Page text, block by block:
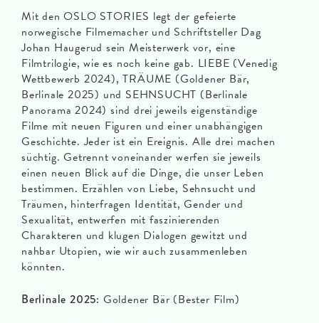
Mit den OSLO STORIES legt der gefeierte
norwegische Filmemacher und Schriftsteller Dag
Johan Haugerud sein Meisterwerk vor, eine
Filmtrilogie, wie es noch keine gab. LIEBE (Venedig
Wettbewerb 2024), TRÄUME (Goldener Bär,
Berlinale 2025) und SEHNSUCHT (Berlinale
Panorama 2024) sind drei jeweils eigenständige
Filme mit neuen Figuren und einer unabhängigen
Geschichte. Jeder ist ein Ereignis. Alle drei machen
süchtig. Getrennt voneinander werfen sie jeweils
einen neuen Blick auf die Dinge, die unser Leben
bestimmen. Erzählen von Liebe, Sehnsucht und
Träumen, hinterfragen Identität, Gender und
Sexualität, entwerfen mit faszinierenden
Charakteren und klugen Dialogen gewitzt und
nahbar Utopien, wie wir auch zusammenleben
könnten.
Berlinale 2025: Goldener Bär (Bester Film)